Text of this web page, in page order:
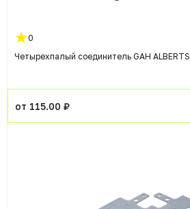
0
Четырехпалый соединитель GAH ALBERTS
от 115.00 ₽